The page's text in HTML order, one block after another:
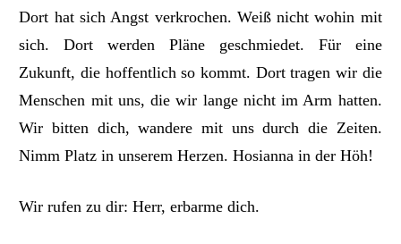
Dort hat sich Angst verkrochen. Weiß nicht wohin mit
sich. Dort werden Pläne geschmiedet. Für eine
Zukunft, die hoffentlich so kommt. Dort tragen wir die
Menschen mit uns, die wir lange nicht im Arm hatten.
Wir bitten dich, wandere mit uns durch die Zeiten.
Nimm Platz in unserem Herzen. Hosianna in der Höh!
Wir rufen zu dir: Herr, erbarme dich.